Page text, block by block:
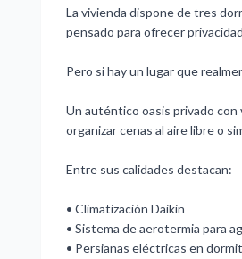
La vivienda dispone de tres
pensado para ofrecer
Pero si hay un lugar que
Un auténtico oasis privado con
organizar cenas al aire libre o
Entre sus calidades destacan:
• Climatización Daikin
• Sistema de aerotermia para
• Persianas eléctricas en